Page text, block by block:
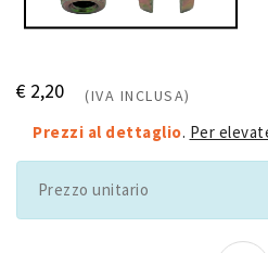
€ 2,20 (IVA INCLUSA)
Prezzi al dettaglio. Per
Prezzo unitario